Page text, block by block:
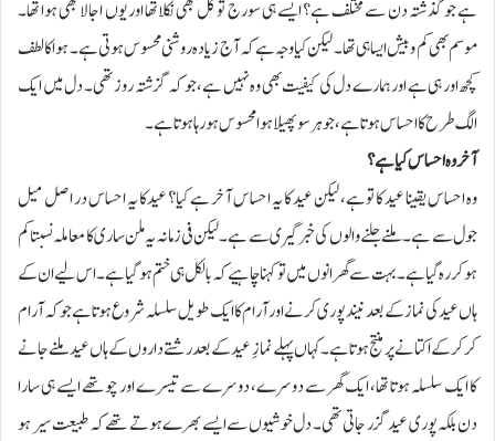
ہے جو گذشتہ دن سے مختلف ہے؟ ایسے ہی سورج تو کل بھی نکلا تھا اور یوں اجالا بھی ہوا تھا۔
موسم بھی کم و بیش ایسا ہی تھا۔ لیکن کیا وجہ ہے کہ آج زیادہ روشنی محسوس ہوتی ہے۔ ہوا کا لطف
کچھ اور ہی ہے اور ہمارے دل کی کیفیت بھی وہ نہیں ہے، جو کہ گزشتہ روز تھی۔ دل میں ایک
الگ طرح کا احساس ہوتا ہے، جو ہر سو پھیلا ہوا محسوس ہو رہا ہوتا ہے۔
آخر وہ احساس کیا ہے؟
وہ احساس یقینا عید کا تو ہے، لیکن عید کا یہ احساس آخر ہے کیا؟ عید کا یہ احساس در اصل میل
جول سے ہے۔ ملنے جلنے والوں کی خبر گیری سے ہے۔ لیکن فی زمانہ یہ ملن ساری کا معاملہ نسبتاکم
ہو کر رہ گیا ہے۔ بہت سے گھرانوں میں تو کہنا چاہیے کہ بالکل ہی ختم ہو گیا ہے۔ اس لیے ان کے
ہاں عید کی نماز کے بعد نیند پوری کرنے اور آرام کا ایک طویل سلسلہ شروع ہوتا ہے جو کہ آرام
کر کر کے اکتانے پر منتج ہوتا ہے۔کہاں پہلے نمازِ عید کے بعد رشتے داروں کے ہاں عید ملنے جانے
کا ایک سلسلہ ہوتا تھا، ایک گھر سے دوسرے، دوسرے سے تیسرے اور چوتھے ایسے ہی سارا
دن بلکہ پوری عید گزر جاتی تھی۔ دل خوشیوں سے ایسے بھرے ہوتے تھے کہ طبیعت سیر ہو